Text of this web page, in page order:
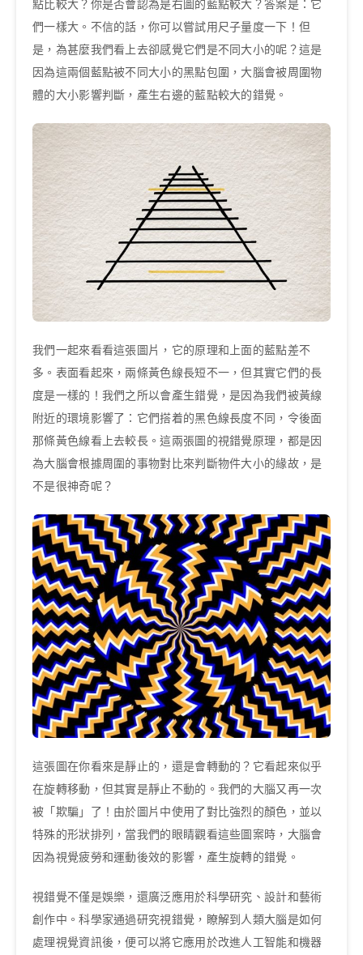
點比較大？你是否會認為是右圖的藍點較大？答案是：它
們一樣大。不信的話，你可以嘗試用尺子量度一下！但
是，為甚麼我們看上去卻感覺它們是不同大小的呢？這是
因為這兩個藍點被不同大小的黑點包圍，大腦會被周圍物
體的大小影響判斷，產生右邊的藍點較大的錯覺。
我們一起來看看這張圖片，它的原理和上面的藍點差不
多。表面看起來，兩條黃色線長短不一，但其實它們的長
度是一樣的！我們之所以會產生錯覺，是因為我們被黃線
附近的環境影響了：它們搭着的黑色線長度不同，令後面
那條黃色線看上去較長。這兩張圖的視錯覺原理，都是因
為大腦會根據周圍的事物對比來判斷物件大小的緣故，是
不是很神奇呢？
這張圖在你看來是靜止的，還是會轉動的？它看起來似乎
在旋轉移動，但其實是靜止不動的。我們的大腦又再一次
被「欺騙」了！由於圖片中使用了對比強烈的顏色，並以
特殊的形狀排列，當我們的眼睛觀看這些圖案時，大腦會
因為視覺疲勞和運動後效的影響，產生旋轉的錯覺。
視錯覺不僅是娛樂，還廣泛應用於科學研究、設計和藝術
創作中。科學家通過研究視錯覺，瞭解到人類大腦是如何
處理視覺資訊後，便可以將它應用於改進人工智能和機器